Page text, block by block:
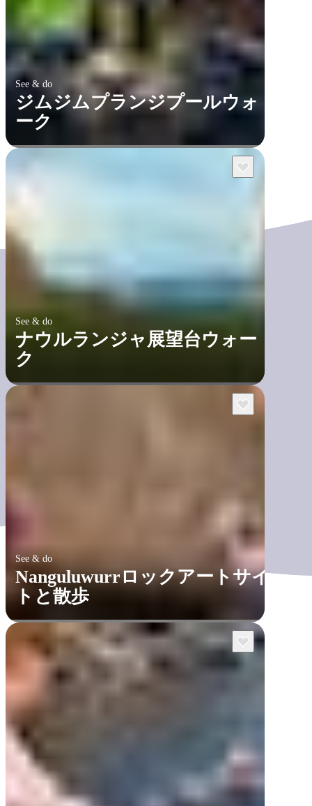
See & do
ジムジムプランジプールウォ
ーク
See & do
ナウルランジャ展望台ウォー
ク
See & do
Nanguluwurrロックアートサイ
トと散歩